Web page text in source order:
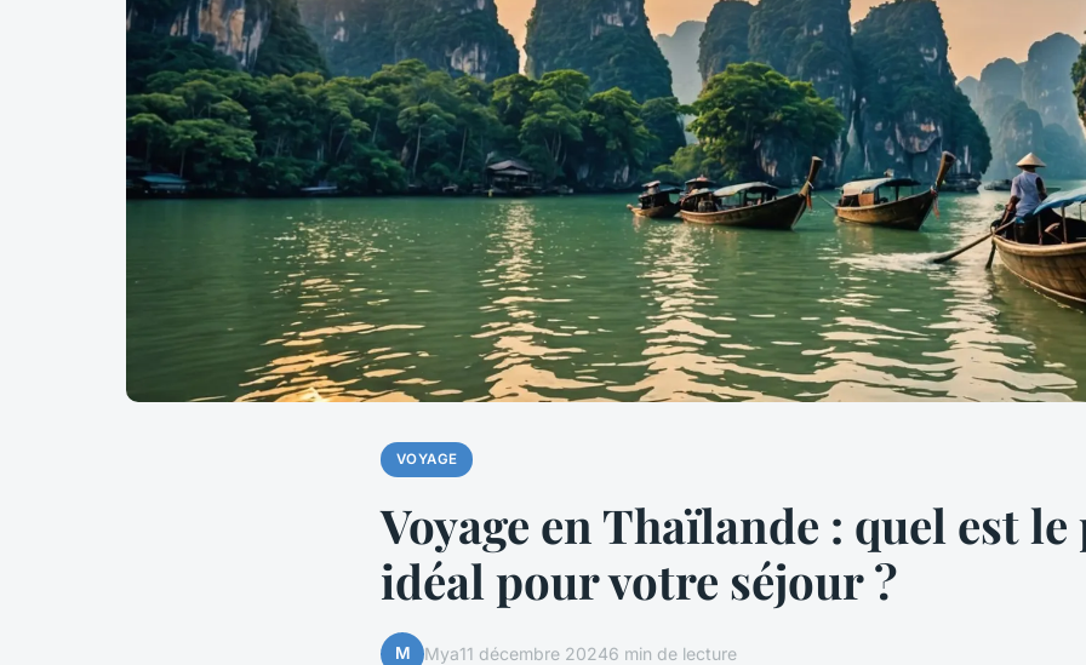
VOYAGE
Voyage en Thaïlande : quel est
idéal pour votre séjour ?
M Mya11 décembre 20246 min de lecture